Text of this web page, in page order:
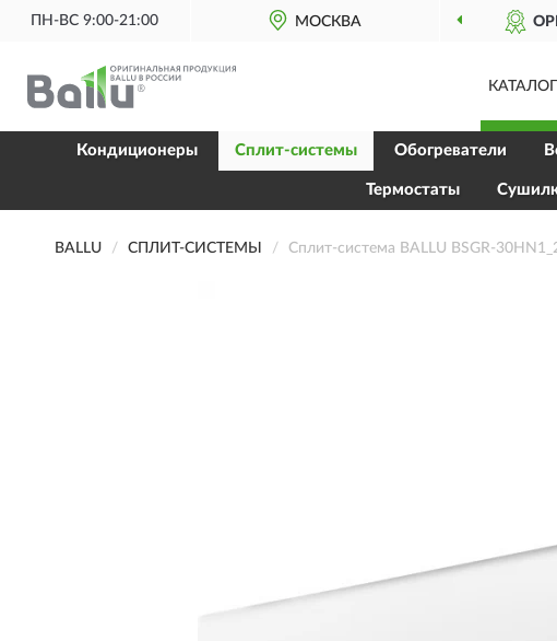
ПН-ВС 9:00-21:00 МОСКВА
ОРИГИНАЛЬНАЯ ПРОДУКЦИЯ BALLU В РОССИИ
КАТАЛОГ
Кондиционеры Сплит-системы Обогреватели
Термостаты
BALLU СПЛИТ-СИСТЕМЫ Сплит-система BALLU BSGR-